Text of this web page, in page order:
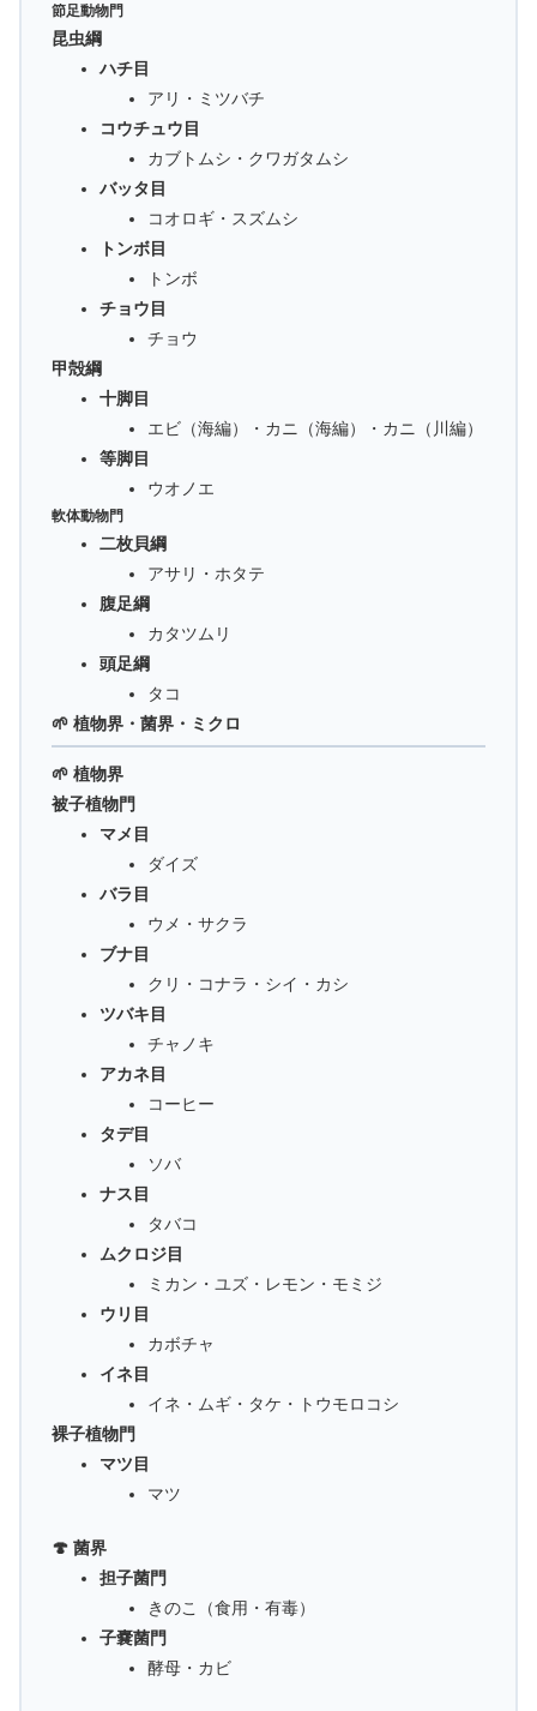
節足動物門
昆虫綱
ハチ目
アリ・ミツバチ
コウチュウ目
カブトムシ・クワガタムシ
バッタ目
コオロギ・スズムシ
トンボ目
トンボ
チョウ目
チョウ
甲殻綱
十脚目
エビ（海編）・カニ（海編）・カニ（川編）
等脚目
ウオノエ
軟体動物門
二枚貝綱
アサリ・ホタテ
腹足綱
カタツムリ
頭足綱
タコ
🌱 植物界・菌界・ミクロ
🌱 植物界
被子植物門
マメ目
ダイズ
バラ目
ウメ・サクラ
ブナ目
クリ・コナラ・シイ・カシ
ツバキ目
チャノキ
アカネ目
コーヒー
タデ目
ソバ
ナス目
タバコ
ムクロジ目
ミカン・ユズ・レモン・モミジ
ウリ目
カボチャ
イネ目
イネ・ムギ・タケ・トウモロコシ
裸子植物門
マツ目
マツ
🍄 菌界
担子菌門
きのこ（食用・有毒）
子嚢菌門
酵母・カビ